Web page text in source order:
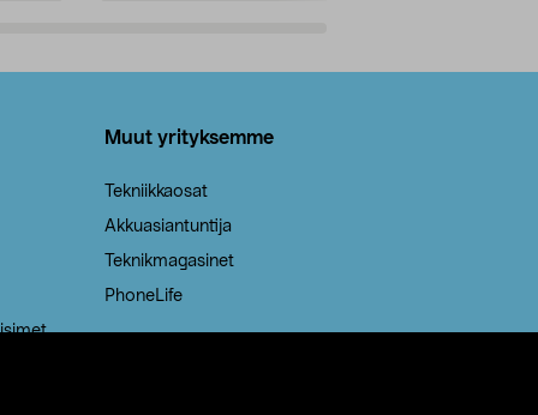
Muut yrityksemme
Tekniikkaosat
Akkuasiantuntija
Teknikmagasinet
PhoneLife